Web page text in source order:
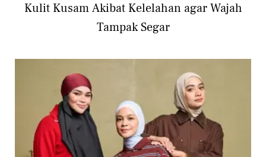
Kulit Kusam Akibat Kelelahan agar Wajah
Tampak Segar